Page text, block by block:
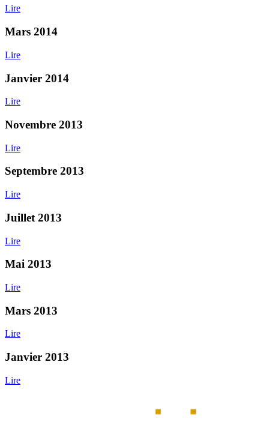
Lire
Mars 2014
Lire
Janvier 2014
Lire
Novembre 2013
Lire
Septembre 2013
Lire
Juillet 2013
Lire
Mai 2013
Lire
Mars 2013
Lire
Janvier 2013
Lire